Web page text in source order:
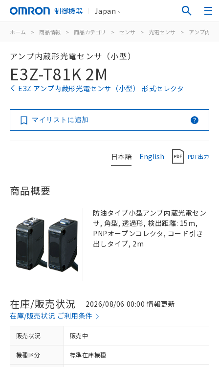
制御機器 Japan
ホーム > 商品情報 > 商品カテゴリ > センサ > 光電センサ > アンプ内蔵
アンプ内蔵形光電センサ（小型）
E3Z-T81K 2M
E3Z アンプ内蔵形光電センサ（小型） 形式セレクタ
マイリストに追加
日本語 English PDF出力
商品概要
防油タイプ小型アンプ内蔵光電セン
サ, 角型, 透過形, 検出距離: 15m,
PNPオープンコレクタ, コード引き
出しタイプ, 2m
在庫/販売状況
2026/08/06 00:00 情報更新
在庫/販売状況 ご利用条件
販売状況 販売中
機種区分 標準在庫機種